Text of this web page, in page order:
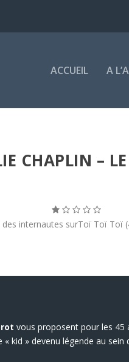
ACCUEIL A
CHAPLIN –
internautes surToï Toï Toï (
vous proposent pour les 45
« kid » devenu légende au sein